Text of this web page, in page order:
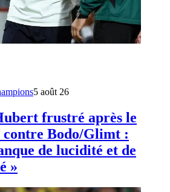
5 août 26
frustré après le
contre Bodo/Glimt :
de lucidité et de
»